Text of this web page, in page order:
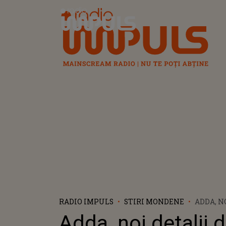
Radio Impuls
RADIO IMPULS STIRI MONDENE
ADDA,